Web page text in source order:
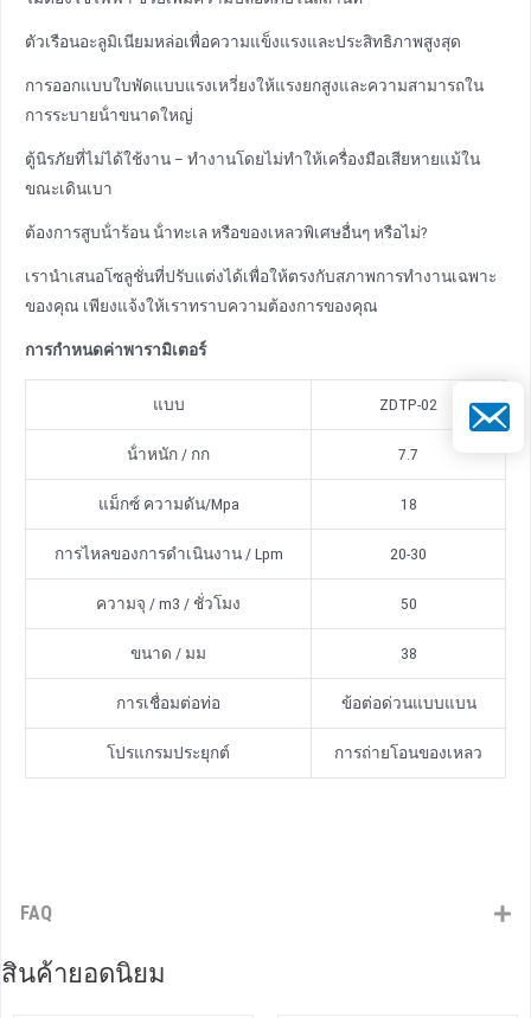
ตัวเรือนอะลูมิเนียมหล่อเพื่อความแข็งแรงและประสิทธิภาพสูงสุด
การออกแบบใบพัดแบบแรงเหวี่ยงให้แรงยกสูงและความสามารถใน
การระบายน้ําขนาดใหญ่
ตู้นิรภัยที่ไม่ได้ใช้งาน – ทํางานโดยไม่ทําให้เครื่องมือเสียหายแม้ใน
ขณะเดินเบา
ต้องการสูบน้ําร้อน น้ําทะเล หรือของเหลวพิเศษอื่นๆ หรือไม่?
เรานําเสนอโซลูชั่นที่ปรับแต่งได้เพื่อให้ตรงกับสภาพการทํางานเฉพาะ
ของคุณ เพียงแจ้งให้เราทราบความต้องการของคุณ
การกําหนดค่าพารามิเตอร์
แบบ ZDTP-02
น้ําหนัก / กก 7.7
แม็กซ์ ความดัน/Mpa 18
การไหลของการดําเนินงาน / Lpm 20-30
ความจุ / m3 / ชั่วโมง 50
ขนาด / มม 38
การเชื่อมต่อท่อ ข้อต่อด่วนแบบแบน
โปรแกรมประยุกต์ การถ่ายโอนของเหลว
FAQ
สินค้ายอดนิยม
อีเมล